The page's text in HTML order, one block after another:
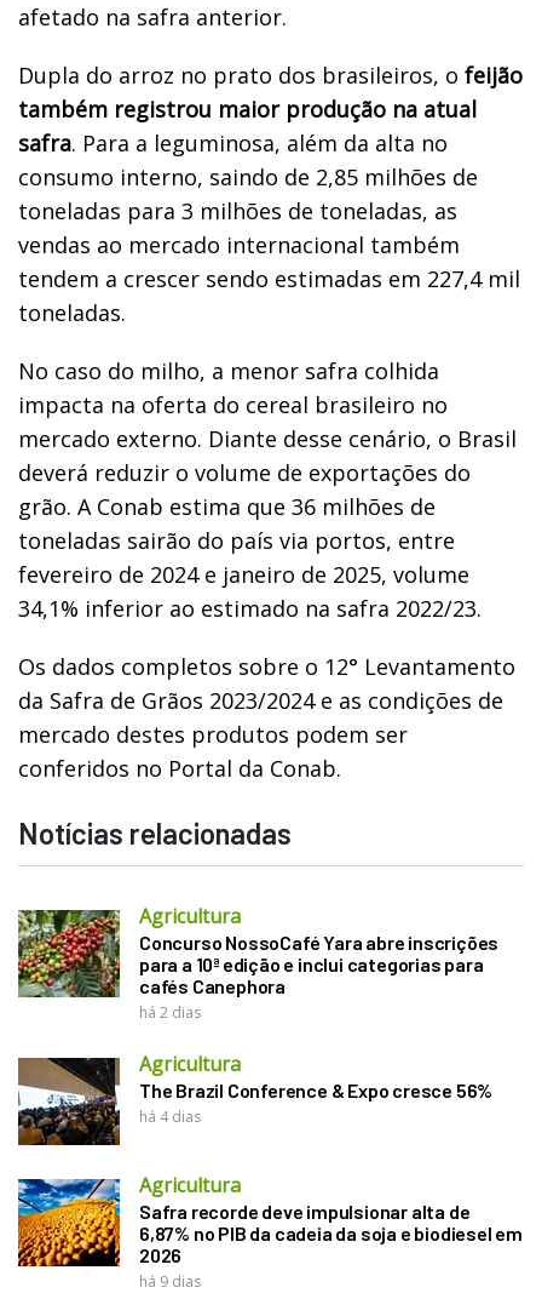
afetado na safra anterior.
Dupla do arroz no prato dos brasileiros, o feijão
também registrou maior produção na atual
safra. Para a leguminosa, além da alta no
consumo interno, saindo de 2,85 milhões de
toneladas para 3 milhões de toneladas, as
vendas ao mercado internacional também
tendem a crescer sendo estimadas em 227,4 mil
toneladas.
No caso do milho, a menor safra colhida
impacta na oferta do cereal brasileiro no
mercado externo. Diante desse cenário, o Brasil
deverá reduzir o volume de exportações do
grão. A Conab estima que 36 milhões de
toneladas sairão do país via portos, entre
fevereiro de 2024 e janeiro de 2025, volume
34,1% inferior ao estimado na safra 2022/23.
Os dados completos sobre o 12° Levantamento
da Safra de Grãos 2023/2024 e as condições de
mercado destes produtos podem ser
conferidos no Portal da Conab.
Notícias relacionadas
Agricultura
Concurso NossoCafé Yara abre inscrições
para a 10ª edição e inclui categorias para
cafés Canephora
há 2 dias
Agricultura
The Brazil Conference & Expo cresce 56%
há 4 dias
Agricultura
Safra recorde deve impulsionar alta de
6,87% no PIB da cadeia da soja e biodiesel em
2026
há 9 dias